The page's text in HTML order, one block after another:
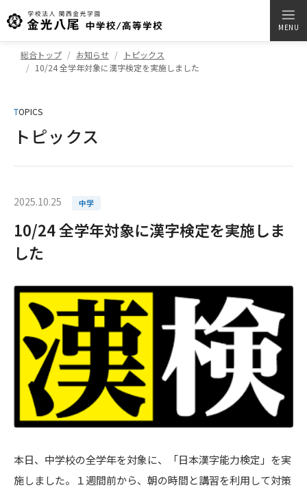
MENU
総合トップ お知らせ
トピックス
10/24 全学年対象に漢字検定を実施しました
TOPICS
トピックス
2025.10.25 中学
10/24 全学年対象に漢字検定を実施しま
した
本日、中学校の全学年を対象に、「日本漢字能力検定」を実
施しました。１週間前から、朝の時間と講習を利用して対策